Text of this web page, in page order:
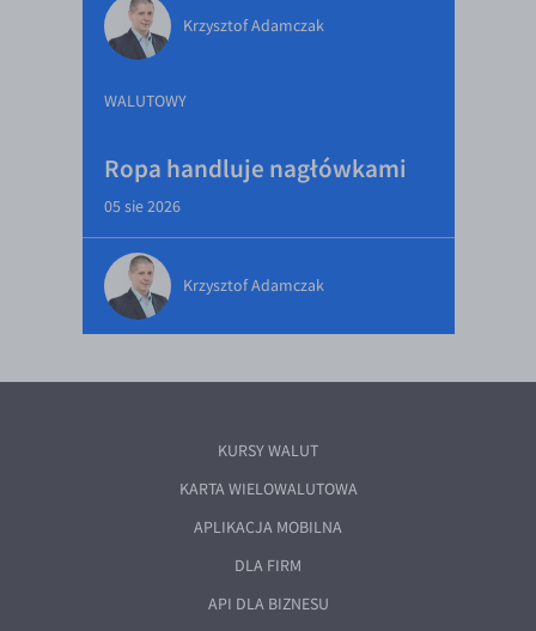
Krzysztof Adamczak
WALUTOWY
Ropa handluje nagłówkami
05 sie 2026
Krzysztof Adamczak
KURSY WALUT
KARTA WIELOWALUTOWA
APLIKACJA MOBILNA
DLA FIRM
API DLA BIZNESU